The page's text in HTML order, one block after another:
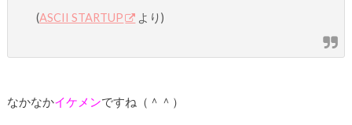
(ASCII STARTUP より)
なかなかイケメンですね（＾＾）